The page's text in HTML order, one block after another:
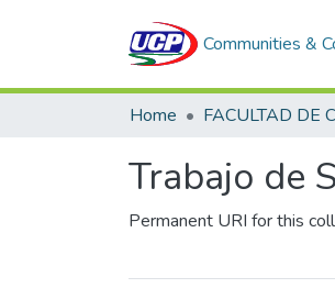
Communities &
Home
Trabajo de
Permanent URI for this